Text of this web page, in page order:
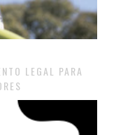
LEGAL PARA